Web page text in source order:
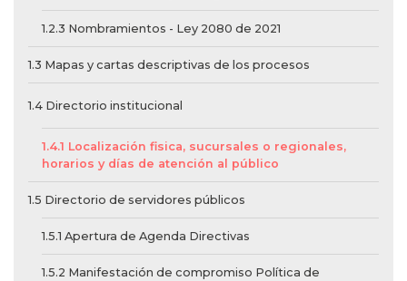
1.2.3 Nombramientos - Ley 2080 de 2021
1.3 Mapas y cartas descriptivas de los procesos
1.4 Directorio institucional
1.4.1 Localización fisica, sucursales o regionales,
horarios y días de atención al público
1.5 Directorio de servidores públicos
1.5.1 Apertura de Agenda Directivas
1.5.2 Manifestación de compromiso Política de